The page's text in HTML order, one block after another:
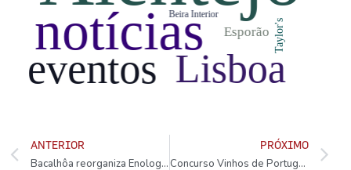
ANTERIOR
Bacalhôa reorganiza Enologia e cria Relações Institucionais
PRÓXIMO
Concurso Vinhos de Portugal 2025 é já em Maio